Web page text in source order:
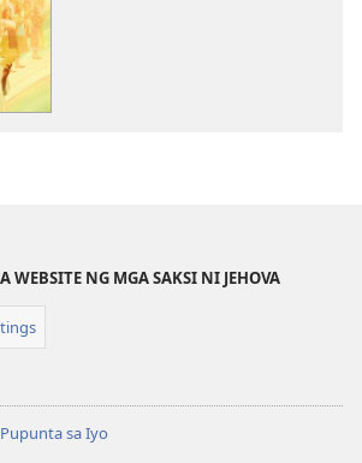
WEBSITE NG MGA SAKSI NI JEHOVA
sa Iyo